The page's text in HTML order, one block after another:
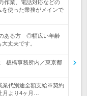
作業、電話対応などの
使った業務がメインで
ある方 ◎幅広い年齢
丈夫です。
板橋事務所内／東京都
業代別途全額支給※契約
より4ヶ月…